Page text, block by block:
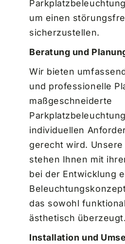
um einen
sicherzustellen.
Beratung und
Wir bieten
und professionelle
maßgeschneiderte
individuellen
gerecht wird. Unsere
stehen Ihnen mit
bei der Entwicklung
das sowohl
ästhetisch überzeugt.
Installation und